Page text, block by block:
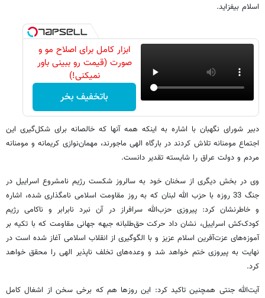
اسلام بیفزاید.
ابزار کامل برای اصلاح مو و
صورت (قیمت رو ببینی باور
نمیکنی!)
باتخفیف بخر
دبیر شورای نگهبان با اشاره به اینکه همه آنها که خالصانه برای شکل‌گیری این
اجتماع مومنانه تلاش کردند در بارگاه الهی ماجورند، مهمان‌نوازی کریمانه و مومنانه
مردم و دولت عراق را شایسته تقدیر دانست.
وی در بخش دیگری از سخنان خود به سالروز شکست رژیم نامشروع اسراییل در
جنگ 33 روزه با حزب الله لبنان که به روز مقاومت اسلامی نامگذاری شده، اشاره
و خاطرنشان کرد: پیروزی حزب‌الله سرافراز در آن نبرد نابرابر و ناکامی رژیم
کودک‌کش اسراییل، نشان داد حرکت حق‌طلبانه جبهه جهانی مقاومت که با تکیه بر
آموزه‌های عزت‌آفرین اسلام عزیز و با الگوگیری از انقلاب اسلامی آغاز شده است در
نهایت به پیروزی ختم خواهد شد و وعده‌های تخلف ناپذیر الهی را محقق خواهد
کرد.
آیت‌الله جنتی همچنین تاکید کرد: این روزها هم که برخی سخن از اشغال کامل